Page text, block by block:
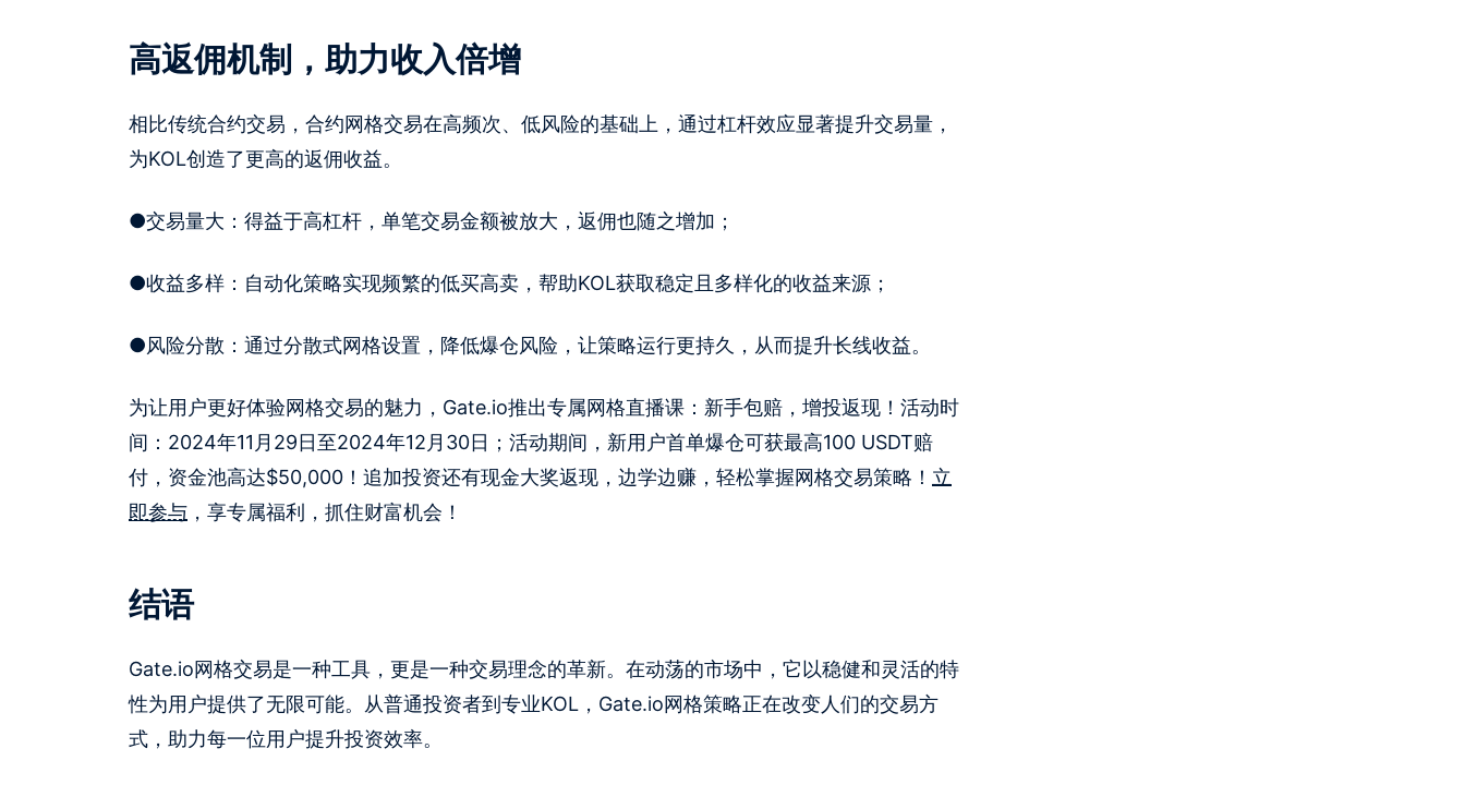
高返佣机制，助力收入倍增
相比传统合约交易，合约网格交易在高频次、低风险的基础上，通过杠杆效应显著提升交易量，
为KOL创造了更高的返佣收益。
●交易量大：得益于高杠杆，单笔交易金额被放大，返佣也随之增加；
●收益多样：自动化策略实现频繁的低买高卖，帮助KOL获取稳定且多样化的收益来源；
●风险分散：通过分散式网格设置，降低爆仓风险，让策略运行更持久，从而提升长线收益。
为让用户更好体验网格交易的魅力，Gate.io推出专属网格直播课：新手包赔，增投返现！活动时
间：2024年11月29日至2024年12月30日；活动期间，新用户首单爆仓可获最高100 USDT赔
付，资金池高达$50,000！追加投资还有现金大奖返现，边学边赚，轻松掌握网格交易策略！ 立
即参与 ，享专属福利，抓住财富机会！
结语
Gate.io网格交易是一种工具，更是一种交易理念的革新。在动荡的市场中，它以稳健和灵活的特
性为用户提供了无限可能。从普通投资者到专业KOL，Gate.io网格策略正在改变人们的交易方
式，助力每一位用户提升投资效率。